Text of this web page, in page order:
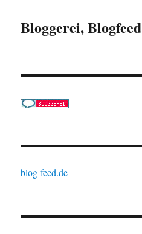
Bloggerei, Blogfeed
blog-feed.de